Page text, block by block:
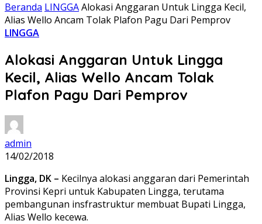
Beranda LINGGAAlokasi Anggaran Untuk Lingga Kecil,
Alias Wello Ancam Tolak Plafon Pagu Dari Pemprov
LINGGA
Alokasi Anggaran Untuk Lingga
Kecil, Alias Wello Ancam Tolak
Plafon Pagu Dari Pemprov
admin
14/02/2018
Lingga, DK – Kecilnya alokasi anggaran dari Pemerintah
Provinsi Kepri untuk Kabupaten Lingga, terutama
pembangunan insfrastruktur membuat Bupati Lingga,
Alias Wello kecewa.